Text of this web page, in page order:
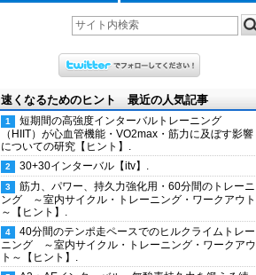
速くなるためのヒント 最近の人気記事
短期間の高強度インターバルトレーニング
（HIIT）が心血管機能・VO2max・筋力に及ぼす影響
についての研究【ヒント】.
30+30インターバル【itv】.
筋力、パワー、持久力強化用・60分間のトレーニ
ング ～室内サイクル・トレーニング・ワークアウト
～【ヒント】.
40分間のテンポ走ペースでのヒルクライムトレー
ニング ～室内サイクル・トレーニング・ワークアウ
ト～【ヒント】.